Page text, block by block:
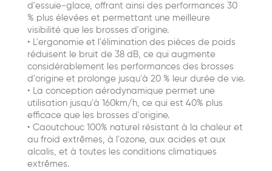
d'essuie-glace, offrant ainsi des performances 30
% plus élevées et permettant une meilleure
visibilité que les brosses d'origine.
• L'ergonomie et l'élimination des pièces de poids
réduisent le bruit de 38 dB, ce qui augmente
considérablement les performances des brosses
d'origine et prolonge jusqu'à 20 % leur durée de vie.
• La conception aérodynamique permet une
utilisation jusqu'à 160km/h, ce qui est 40% plus
efficace que les brosses d'origine.
• Caoutchouc 100% naturel résistant à la chaleur et
au froid extrêmes, à l'ozone, aux acides et aux
alcalis, et à toutes les conditions climatiques
extrêmes.